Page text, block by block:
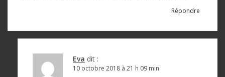
Répondre
Eva dit :
10 octobre 2018 à 21 h 09 min